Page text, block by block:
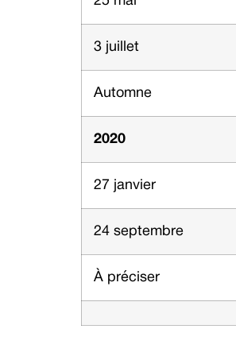
3 juillet
Automne
2020
27 janvier
24 septembre
À préciser